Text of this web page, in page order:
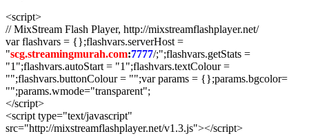
<script>
// MixStream Flash Player, http://mixstreamflashplayer.net/
var flashvars = {};flashvars.serverHost =
"scg.streamingmurah.com:7777/;";flashvars.getStats =
"1";flashvars.autoStart = "1";flashvars.textColour =
"";flashvars.buttonColour = "";var params = {};params.bgcolor=
"";params.wmode="transparent";
</script>
<script type="text/javascript"
src="http://mixstreamflashplayer.net/v1.3.js"></script>